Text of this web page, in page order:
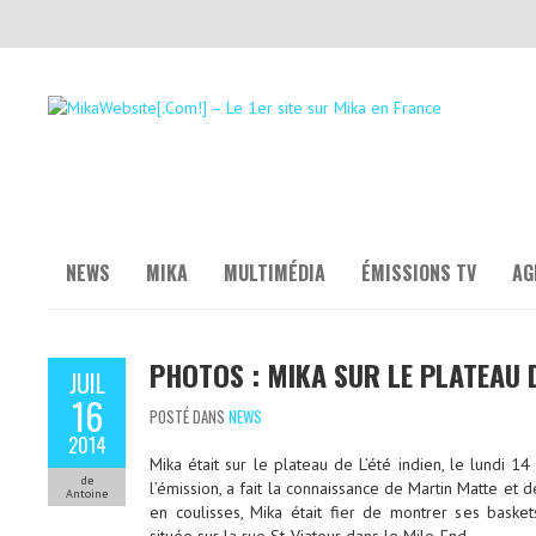
NEWS MIKA MULTIMÉDIA ÉMISSIONS TV
JUIL
16
2014
de
Antoine
PHOTOS : MIKA SUR LE PLATEAU
POSTÉ DANS NEWS
Mika était sur le plateau de L’été indien, le lundi
l’émission, a fait la connaissance de Martin Matte et
en coulisses, Mika était fier de montrer ses